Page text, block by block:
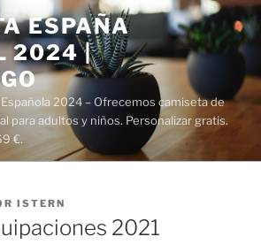
ESPAÑA
2024 |
2024 – Ofrecemos camiseta de
para adultos y niños. Personalizar gratis.
€.
ISTERN
2021